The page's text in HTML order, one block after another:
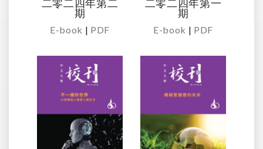
二零二四年第二
期
E-book | PDF
二零二四年第一
期
E-book | PDF